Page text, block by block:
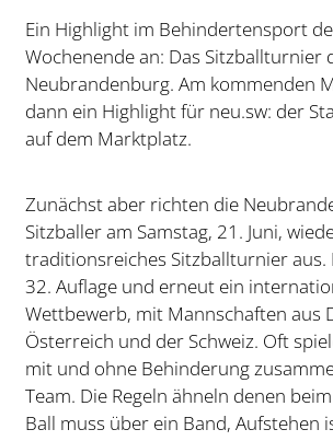
Ein Highlight im Behindertensport
Wochenende an: Das Sitzballturnier
Neubrandenburg. Am kommenden
dann ein Highlight für neu.sw: der
auf dem Marktplatz.
Zunächst aber richten die
Sitzballer am Samstag, 21. Juni,
traditionsreiches Sitzballturnier aus.
32. Auflage und erneut ein
Wettbewerb, mit Mannschaften aus
Österreich und der Schweiz. Oft
mit und ohne Behinderung
Team. Die Regeln ähneln denen
Ball muss über ein Band, Aufstehen